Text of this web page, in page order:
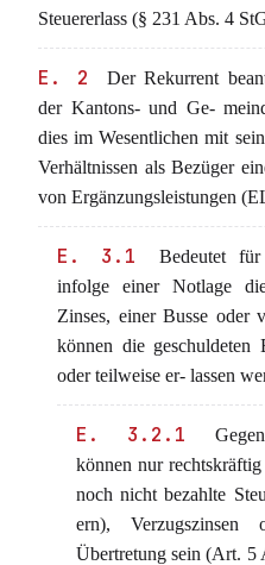
Steuererlass (§ 231 Abs. 4
E. 2
Der Rekurrent
der Kantons- und Ge-
dies im Wesentlichen mit
Verhältnissen als Bezüger
von Ergänzungsleistungen
E. 3.1
Bedeutet für
infolge einer Notlage
Zinses, einer Busse oder
können die geschuldeten
oder teilweise er- lassen
E. 3.2.1
können nur
noch nicht bezahlte
ern), Verzugszinsen
Übertretung sein (Art. 5